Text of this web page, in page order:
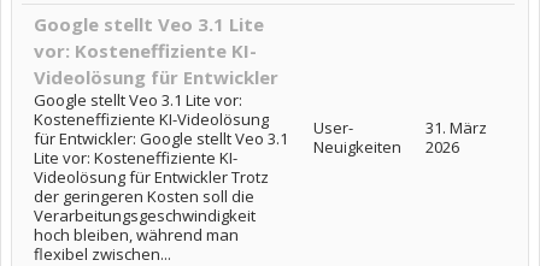
Google stellt Veo 3.1 Lite
vor: Kosteneffiziente KI-
Videolösung für Entwickler
Google stellt Veo 3.1 Lite vor:
Kosteneffiziente KI-Videolösung
für Entwickler: Google stellt Veo 3.1
Lite vor: Kosteneffiziente KI-
Videolösung für Entwickler Trotz
der geringeren Kosten soll die
Verarbeitungsgeschwindigkeit
hoch bleiben, während man
flexibel zwischen...
User-
Neuigkeiten
31. März
2026